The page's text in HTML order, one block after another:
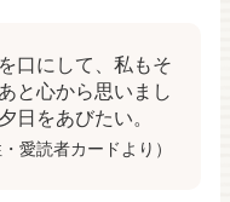
口にして、私もそ
と心から思いまし
日をあびたい。
愛読者カードより）